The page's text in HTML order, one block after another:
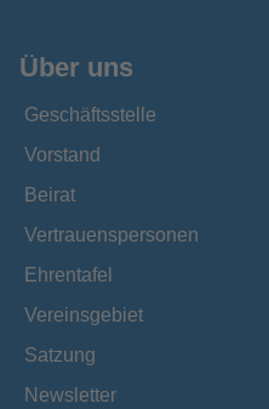
Über uns
Geschäftsstelle
Vorstand
Beirat
Vertrauenspersonen
Ehrentafel
Vereinsgebiet
Satzung
Newsletter